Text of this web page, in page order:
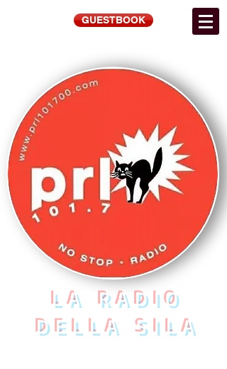
GUESTBOOK
LA RADIO
DELLA SILA